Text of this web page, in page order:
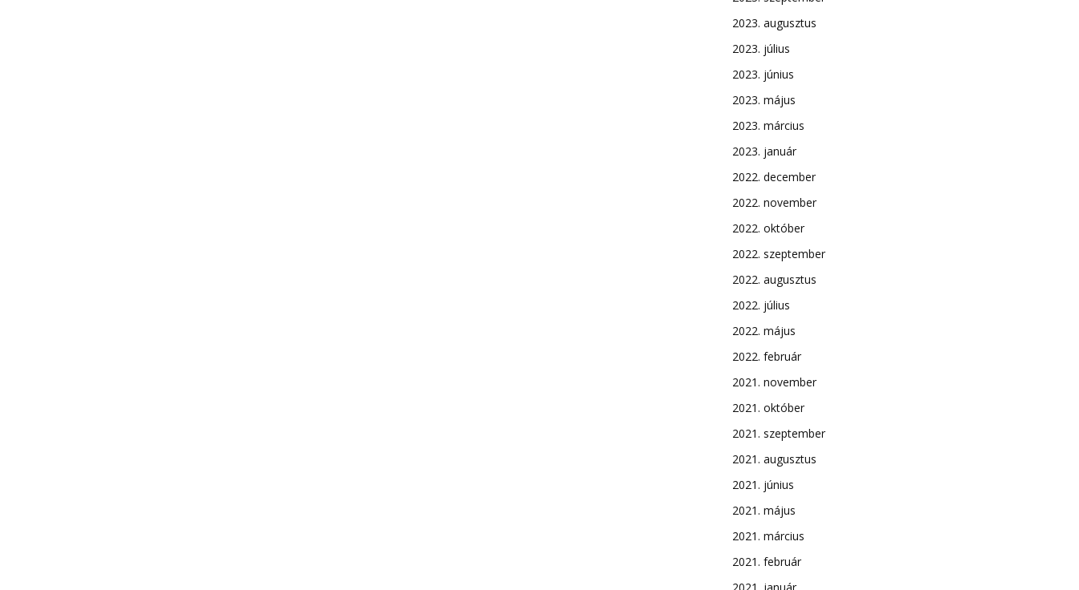
2023. augusztus
2023. július
2023. június
2023. május
2023. március
2023. január
2022. december
2022. november
2022. október
2022. szeptember
2022. augusztus
2022. július
2022. május
2022. február
2021. november
2021. október
2021. szeptember
2021. augusztus
2021. június
2021. május
2021. március
2021. február